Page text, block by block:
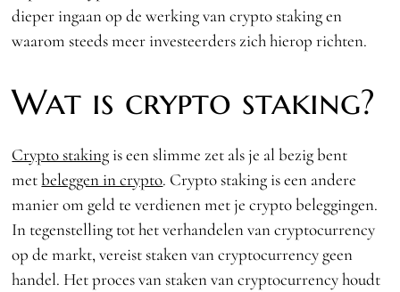
dieper ingaan op de werking van crypto staking en
waarom steeds meer investeerders zich hierop richten.
Wat is crypto staking?
Crypto stakingis een slimme zet als je al bezig bent
metbeleggen in crypto. Crypto staking is een andere
manier om geld te verdienen met je crypto beleggingen.
In tegenstelling tot het verhandelen van cryptocurrency
op de markt, vereist staken van cryptocurrency geen
handel. Het proces van staken van cryptocurrency houdt